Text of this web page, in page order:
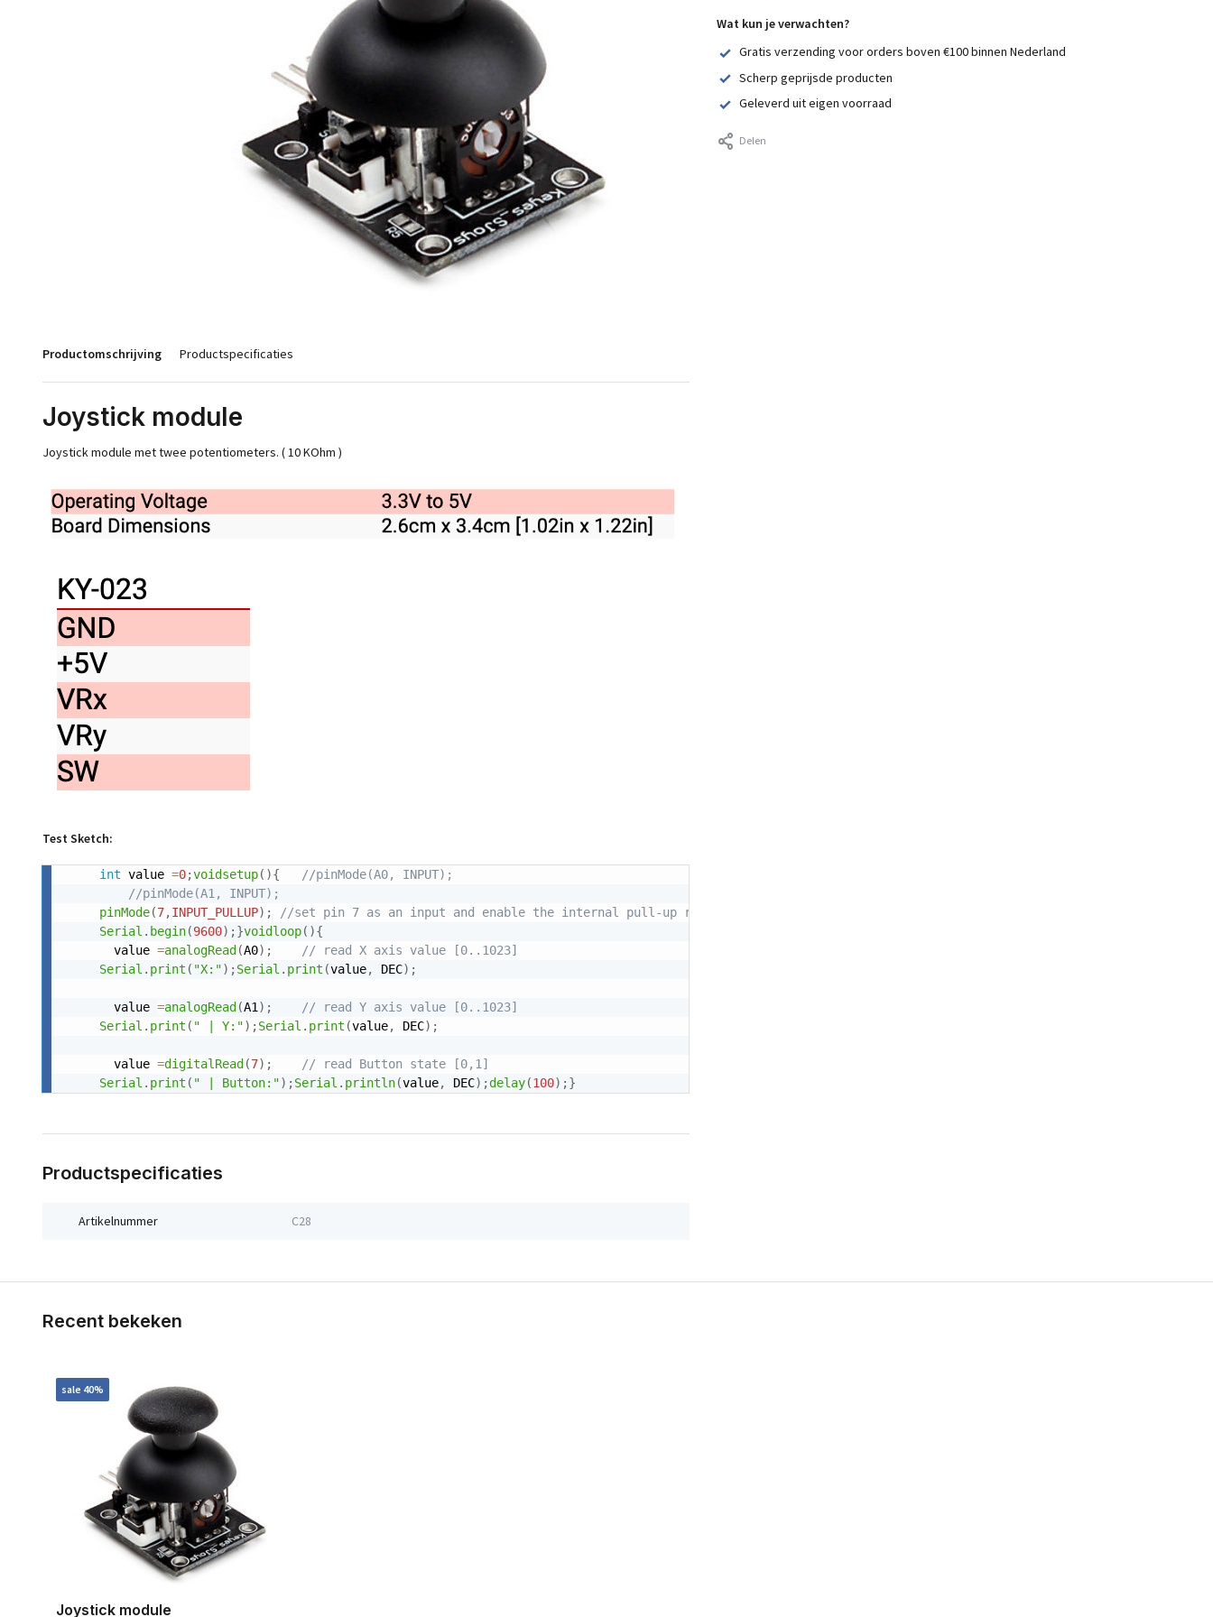
Productomschrijving Productspecificaties
Joystick module
Joystick module met twee potentiometers. ( 10 KOhm )
Test Sketch:
int value =0;voidsetup( ){
//pinMode(A0, INPUT);
//pinMode(A1, INPUT);
pinMode(7,INPUT_PULLUP) ;
//set pin 7 as an input and enable the internal pull-up resistor
Serial . begin(9600) ;}voidloop( ){
  value
=analogRead (A0) ;
// read X axis value [0..1023]
Serial . print ( "X:") ;Serial . print (value, DEC) ;
  value
=analogRead (A1 ) ;
// read Y axis value [0..1023]
Serial . print ( " | Y:") ;Serial . print (value, DEC) ;
  value
=digitalRead (7) ;
// read Button state [0,1]
Serial . print ( " | Button:") ;Serial . println(value, DEC) ;delay(100) ;}
Productspecificaties
Artikelnummer C28
Wat kun je verwachten?
Gratis verzending voor orders boven €100 binnen Nederland
Scherp geprijsde producten
Geleverd uit eigen voorraad
Delen
Recent bekeken
sale 40%
Joystick module